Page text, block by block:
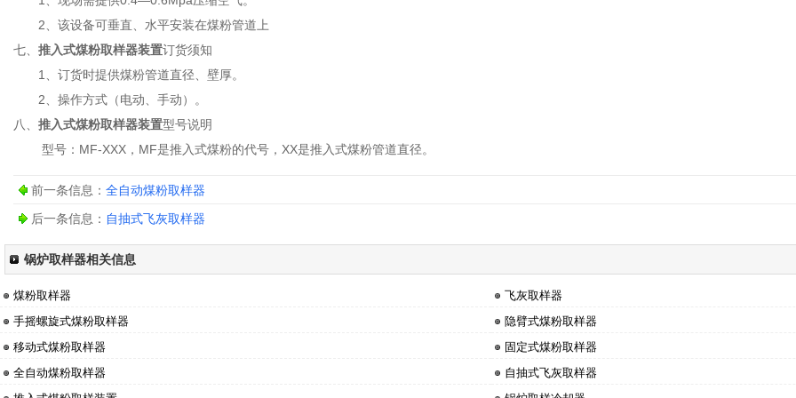
2、该设备可垂直、水平安装在煤粉管道上
七、 推入式煤粉取样器装置订货须知
1、订货时提供煤粉管道直径、壁厚。
2、操作方式（电动、手动）。
八、 推入式煤粉取样器装置型号说明
型号：MF-XXX，MF是推入式煤粉的代号，XX是推入式煤粉管道直径。
前一条信息： 全自动煤粉取样器
后一条信息： 自抽式飞灰取样器
锅炉取样器相关信息
煤粉取样器
飞灰取样器
手摇螺旋式煤粉取样器
隐臂式煤粉取样器
移动式煤粉取样器
固定式煤粉取样器
全自动煤粉取样器
自抽式飞灰取样器